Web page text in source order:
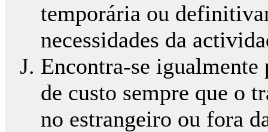
temporária ou
necessidades da
Encontra-se
de custo sempre que o
no estrangeiro ou fora